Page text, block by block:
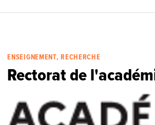
ENSEIGNEMENT, RECHERCHE
Rectorat de